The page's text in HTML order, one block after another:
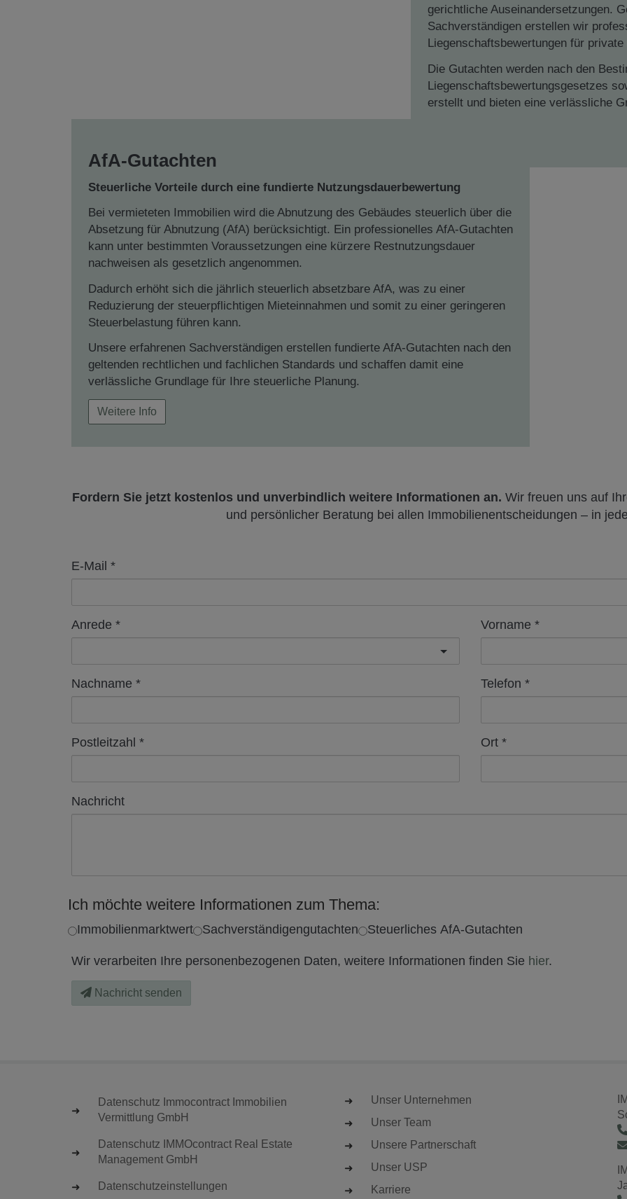
gerichtliche Auseinandersetzungen.
Sachverständigen erstellen wir
Liegenschaftsbewertungen für
Die Gutachten werden nach den
Liegenschaftsbewertungsgesetzes
erstellt und bieten eine verlässliche
AfA-Gutachten
Steuerliche Vorteile durch eine fundierte Nutzungsdauerbewertung
Bei vermieteten Immobilien wird die Abnutzung des Gebäudes steuerlich über die
Absetzung für Abnutzung (AfA) berücksichtigt. Ein professionelles AfA-Gutachten
kann unter bestimmten Voraussetzungen eine kürzere Restnutzungsdauer
nachweisen als gesetzlich angenommen.
Dadurch erhöht sich die jährlich steuerlich absetzbare AfA, was zu einer
Reduzierung der steuerpflichtigen Mieteinnahmen und somit zu einer geringeren
Steuerbelastung führen kann.
Unsere erfahrenen Sachverständigen erstellen fundierte AfA-Gutachten nach den
geltenden rechtlichen und fachlichen Standards und schaffen damit eine
verlässliche Grundlage für Ihre steuerliche Planung.
Weitere Info
Fordern Sie jetzt kostenlos und unverbindlich weitere Informationen an. Wir freuen uns auf
und persönlicher Beratung bei allen Immobilienentscheidungen – in
E-Mail
Anrede Vorname
Nachname Telefon
Postleitzahl Ort
Nachricht
Ich möchte weitere Informationen zum Thema:
Immobilienmarktwert Sachverständigengutachten Steuerliches AfA-Gutachten
Wir verarbeiten Ihre personenbezogenen Daten, weitere Informationen finden Sie hier.
Nachricht senden
Datenschutz Immocontract Immobilien
Vermittlung GmbH
Datenschutz IMMOcontract Real Estate
Management GmbH
Datenschutzeinstellungen
Unser Unternehmen
Unser Team
Unsere Partnerschaft
Unser USP
Karriere